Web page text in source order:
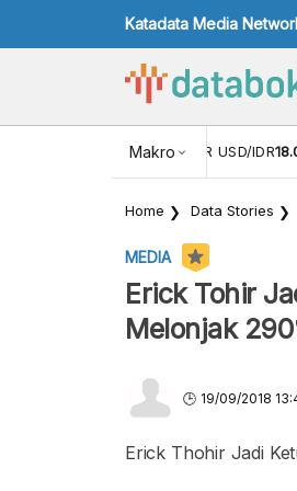
Katadata Media
Makro
NILAI TUKAR USD/IDR
Home Data Stories
MEDIA
Erick Tohir
Melonjak
19/09/2018
Erick Thohir Jadi